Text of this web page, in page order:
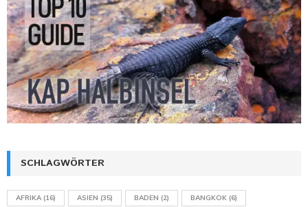
SCHLAGWÖRTER
AFRIKA(16) ASIEN (35) BADEN (2) BANGKOK (6)